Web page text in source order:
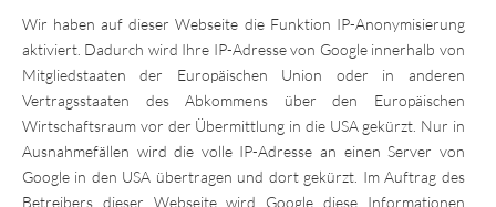
Wir haben auf dieser Webseite die Funktion IP-Anonymisierung
aktiviert. Dadurch wird Ihre IP-Adresse von Google innerhalb von
Mitgliedstaaten der Europäischen Union oder in anderen
Vertragsstaaten des Abkommens über den Europäischen
Wirtschaftsraum vor der Übermittlung in die USA gekürzt. Nur in
Ausnahmefällen wird die volle IP-Adresse an einen Server von
Google in den USA übertragen und dort gekürzt. Im Auftrag des
Betreibers dieser Webseite wird Google diese Informationen